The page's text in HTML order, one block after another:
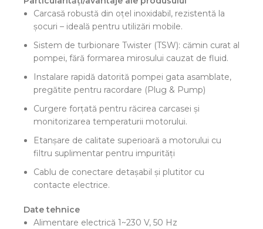
Carcasă robustă din oţel inoxidabil, rezistentă la
şocuri – ideală pentru utilizări mobile.
Sistem de turbionare Twister (TSW): cămin curat al
pompei, fără formarea mirosului cauzat de fluid.
Instalare rapidă datorită pompei gata asamblate,
pregătite pentru racordare (Plug & Pump)
Curgere forţată pentru răcirea carcasei şi
monitorizarea temperaturii motorului.
Etanşare de calitate superioară a motorului cu
filtru suplimentar pentru impurităţi
Cablu de conectare detaşabil şi plutitor cu
contacte electrice.
Date tehnice
Alimentare electrică 1~230 V, 50 Hz